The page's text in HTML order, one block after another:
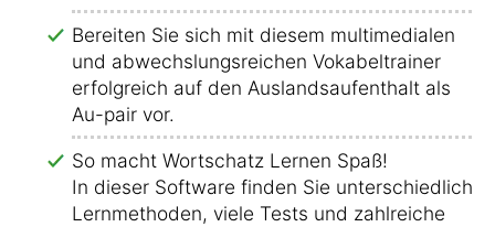
Bereiten Sie sich mit diesem multimedialen
und abwechslungsreichen Vokabeltrainer
erfolgreich auf den Auslandsaufenthalt als
Au-pair vor.
So macht Wortschatz Lernen Spaß!
In dieser Software finden Sie unterschiedliche
Lernmethoden, viele Tests und zahlreiche